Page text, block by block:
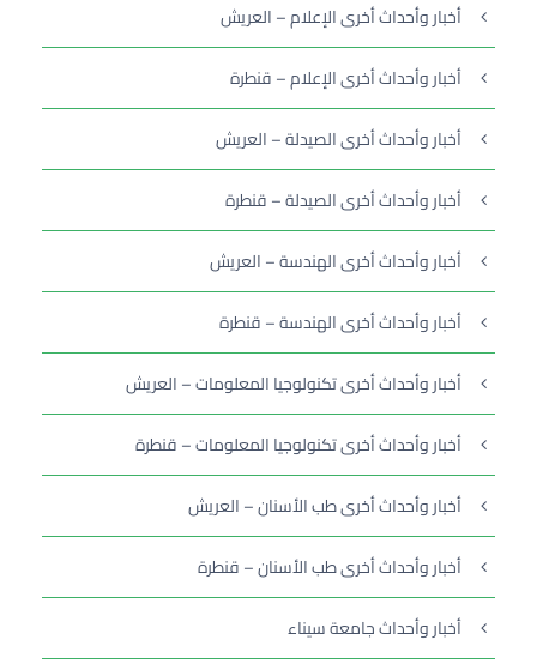
أخبار وأحداث أخرى الإعلام – العريش
أخبار وأحداث أخرى الإعلام – قنطرة
أخبار وأحداث أخرى الصيدلة – العريش
أخبار وأحداث أخرى الصيدلة – قنطرة
أخبار وأحداث أخرى الهندسة – العريش
أخبار وأحداث أخرى الهندسة – قنطرة
أخبار وأحداث أخرى تكنولوجيا المعلومات – العريش
أخبار وأحداث أخرى تكنولوجيا المعلومات – قنطرة
أخبار وأحداث أخرى طب الأسنان – العريش
أخبار وأحداث أخرى طب الأسنان – قنطرة
أخبار وأحداث جامعة سيناء